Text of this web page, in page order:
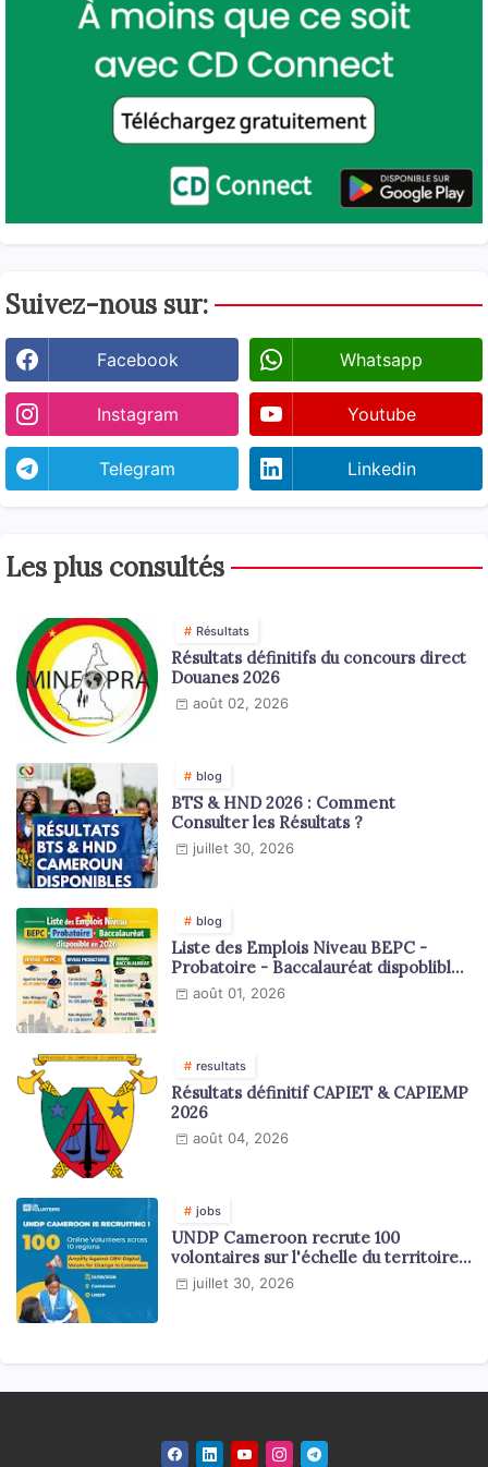
Suivez-nous sur:
Facebook Whatsapp
Instagram Youtube
Telegram Linkedin
Les plus consultés
Résultats
Résultats définitifs du concours direct
Douanes 2026
août 02, 2026
blog
BTS & HND 2026 : Comment
Consulter les Résultats ?
juillet 30, 2026
blog
Liste des Emplois Niveau BEPC -
Probatoire - Baccalauréat dispoblible
en 2026
août 01, 2026
resultats
Résultats définitif CAPIET & CAPIEMP
2026
août 04, 2026
jobs
UNDP Cameroon recrute 100
volontaires sur l'échelle du territoire
national
juillet 30, 2026